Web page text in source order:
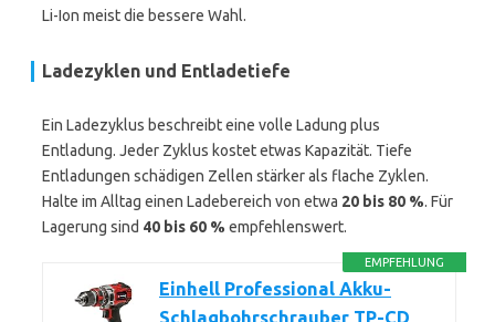
Li-Ion meist die bessere Wahl.
Ladezyklen und Entladetiefe
Ein Ladezyklus beschreibt eine volle Ladung plus
Entladung. Jeder Zyklus kostet etwas Kapazität. Tiefe
Entladungen schädigen Zellen stärker als flache Zyklen.
Halte im Alltag einen Ladebereich von etwa 20 bis 80 %. Für
Lagerung sind 40 bis 60 % empfehlenswert.
EMPFEHLUNG
Einhell Professional Akku-
Schlagbohrschrauber TP-CD